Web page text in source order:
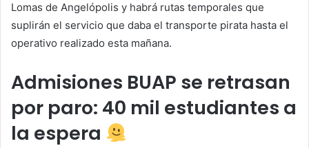
Lomas de Angelópolis y habrá rutas temporales que
suplirán el servicio que daba el transporte pirata hasta el
operativo realizado esta mañana.
Admisiones BUAP se retrasan
por paro: 40 mil estudiantes a
la espera